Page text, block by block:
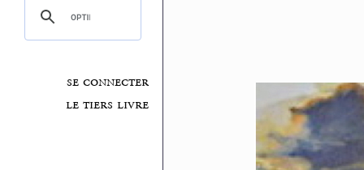
se connecter
le tiers livre